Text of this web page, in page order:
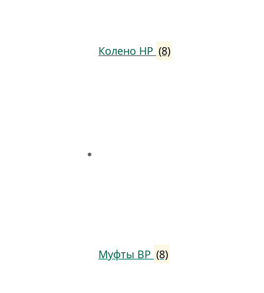
Колено НР (8)
Муфты ВР (8)